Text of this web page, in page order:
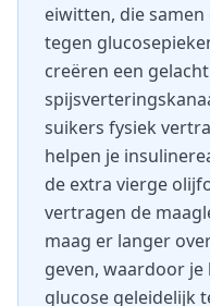
eiwitten, die
tegen
creëren een
suikers fysiek
helpen je
de extra vierge
vertragen de
maag er langer
geven, waardoor
glucose geleidelijk